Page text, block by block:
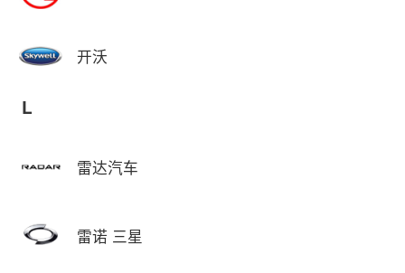
开沃
L
雷达汽车
雷诺 三星